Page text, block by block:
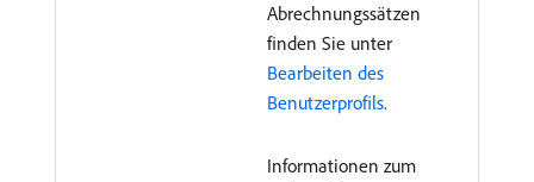
Abrechnungssätzen
finden Sie unter
Bearbeiten des
Benutzerprofils.
Informationen zum